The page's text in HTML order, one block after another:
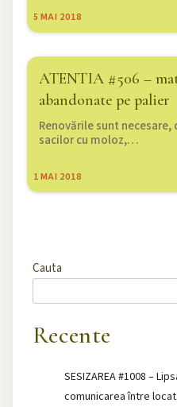
5 MAI 2018
ATENTIA #506 –
abandonate pe palier
1 MAI 2018
Renovările sunt necesare,
sacilor cu moloz,…
Cauta
Recente
SESIZAREA #1008 –
comunicarea între